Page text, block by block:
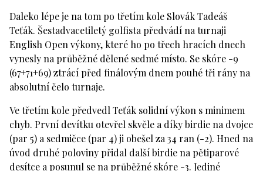
Daleko lépe je na tom po třetím kole Slovák Tadeáš
Teťák. Šestadvacetiletý golfista předvádí na turnaji
English Open výkony, které ho po třech hracích dnech
vynesly na průběžné dělené sedmé místo. Se skóre -9
(67+71+69) ztrácí před finálovým dnem pouhé tři rány na
absolutní čelo turnaje.
Ve třetím kole předvedl Teťák solidní výkon s minimem
chyb. První devítku otevřel skvěle a díky birdie na dvojce
(par 5) a sedmičce (par 4) ji obešel za 34 ran (-2). Hned na
úvod druhé poloviny přidal další birdie na pětiparové
desítce a posunul se na průběžné skóre -3. Jediné